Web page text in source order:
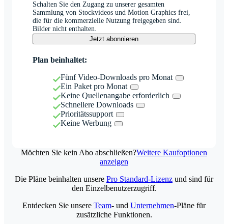
Schalten Sie den Zugang zu unserer gesamten
Sammlung von Stockvideos und Motion Graphics frei,
die für die kommerzielle Nutzung freigegeben sind.
Bilder nicht enthalten.
Jetzt abonnieren
Plan beinhaltet:
Fünf Video-Downloads pro Monat
Ein Paket pro Monat
Keine Quellenangabe erforderlich
Schnellere Downloads
Prioritätssupport
Keine Werbung
Möchten Sie kein Abo abschließen?Weitere Kaufoptionen
anzeigen
Die Pläne beinhalten unsere Pro Standard-Lizenz und sind für
den Einzelbenutzerzugriff.
Entdecken Sie unsere Team- und Unternehmen-Pläne für
zusätzliche Funktionen.